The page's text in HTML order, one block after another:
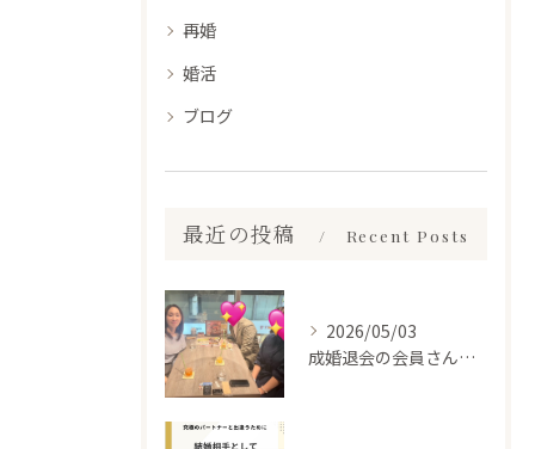
再婚
婚活
ブログ
最近の投稿 Recent Posts
2026/05/03
成婚退会の会員さんとお会いして来ました✨